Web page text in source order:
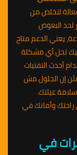
لتخلص من
لحد البعوض
الشركة ملتزمة بتقديم خدمة 24 ساعة، يعني الدعم متاح
تحل أي مشكلة
أحدث التقنيات
إن الحلول مش
عيلتك.
راحتك وأمانك في
في